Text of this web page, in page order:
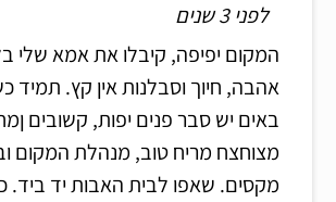
לפני 3 שנים
המקום יפיפה, קיבלו את אמא שלי
אהבה, חיוך וסבלנות אין קץ. תמיד
באים יש סבר פנים יפות, קשובים
מצוחצח מריח טוב, מנהלת המקום
מקסים. שאפו לבית האבות יד ביד.